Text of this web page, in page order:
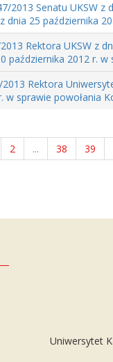
2013 Senatu UKSW
dnia 25 października
Rektora UKSW z
października 2012 r.
Rektora
w sprawie powołania
2 ... 38 39
Uniwersytet